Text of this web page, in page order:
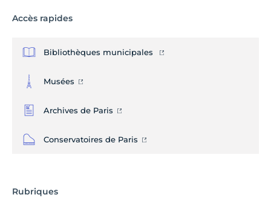
Accès rapides
Bibliothèques municipales
Musées
Archives de Paris
Conservatoires de Paris
Rubriques